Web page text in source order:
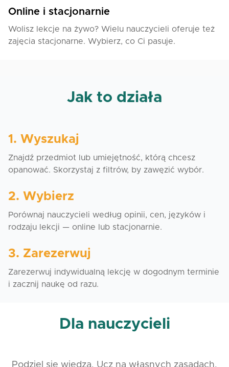
Online i stacjonarnie
Wolisz lekcje na żywo? Wielu nauczycieli oferuje też
zajęcia stacjonarne. Wybierz, co Ci pasuje.
Jak to działa
1. Wyszukaj
Znajdź przedmiot lub umiejętność, którą chcesz
opanować. Skorzystaj z filtrów, by zawęzić wybór.
2. Wybierz
Porównaj nauczycieli według opinii, cen, języków i
rodzaju lekcji — online lub stacjonarnie.
3. Zarezerwuj
Zarezerwuj indywidualną lekcję w dogodnym terminie
i zacznij naukę od razu.
Dla nauczycieli
Podziel się wiedzą. Ucz na własnych zasadach.